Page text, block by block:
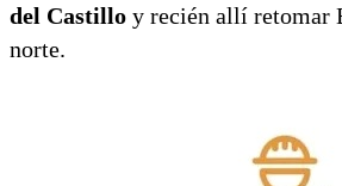
del Castillo y recién allí retomar
norte.